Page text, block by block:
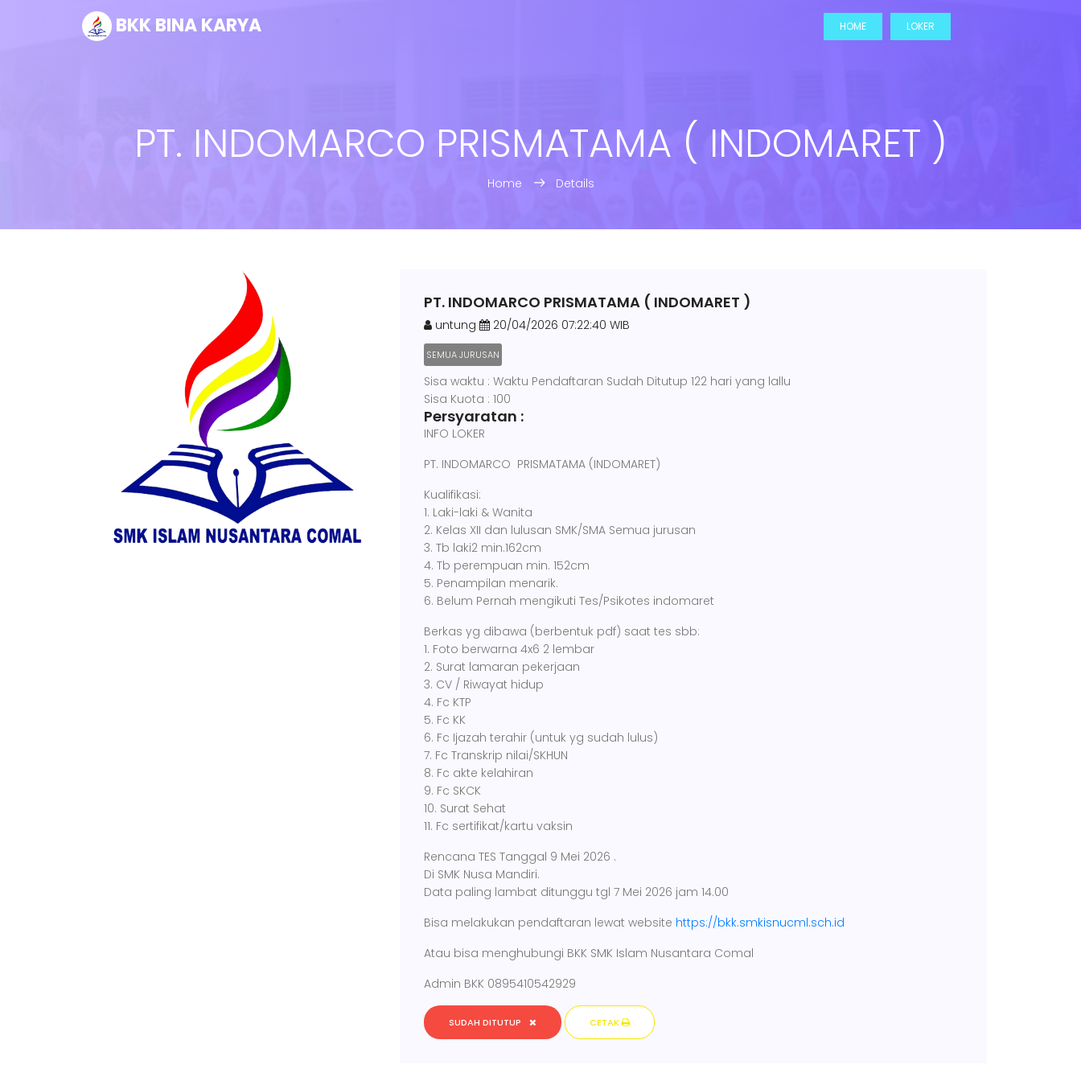
BKK BINA KARYA HOME LOKER
PT. INDOMARCO PRISMATAMA ( INDOMARET )
Home Details
PT. INDOMARCO PRISMATAMA ( INDOMARET )
untung 20/04/2026 07:22:40 WIB
SEMUA JURUSAN
Sisa waktu : Waktu Pendaftaran Sudah Ditutup 122 hari yang lallu
Sisa Kuota : 100
Persyaratan :
INFO LOKER
PT. INDOMARCO PRISMATAMA (INDOMARET)
Kualifikasi:
1. Laki-laki & Wanita
2. Kelas XII dan lulusan SMK/SMA Semua jurusan
3. Tb laki2 min.162cm
4. Tb perempuan min. 152cm
5. Penampilan menarik.
6. Belum Pernah mengikuti Tes/Psikotes indomaret
Berkas yg dibawa (berbentuk pdf) saat tes sbb:
1. Foto berwarna 4x6 2 lembar
2. Surat lamaran pekerjaan
3. CV / Riwayat hidup
4. Fc KTP
5. Fc KK
6. Fc Ijazah terahir (untuk yg sudah lulus)
7. Fc Transkrip nilai/SKHUN
8. Fc akte kelahiran
9. Fc SKCK
10. Surat Sehat
11. Fc sertifikat/kartu vaksin
Rencana TES Tanggal 9 Mei 2026 .
Di SMK Nusa Mandiri.
Data paling lambat ditunggu tgl 7 Mei 2026 jam 14.00
Bisa melakukan pendaftaran lewat website https://bkk.smkisnucml.sch.id
Atau bisa menghubungi BKK SMK Islam Nusantara Comal
Admin BKK 0895410542929
SUDAH DITUTUP CETAK